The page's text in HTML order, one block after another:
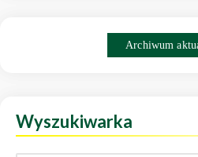
Archiwum
Wyszukiwarka